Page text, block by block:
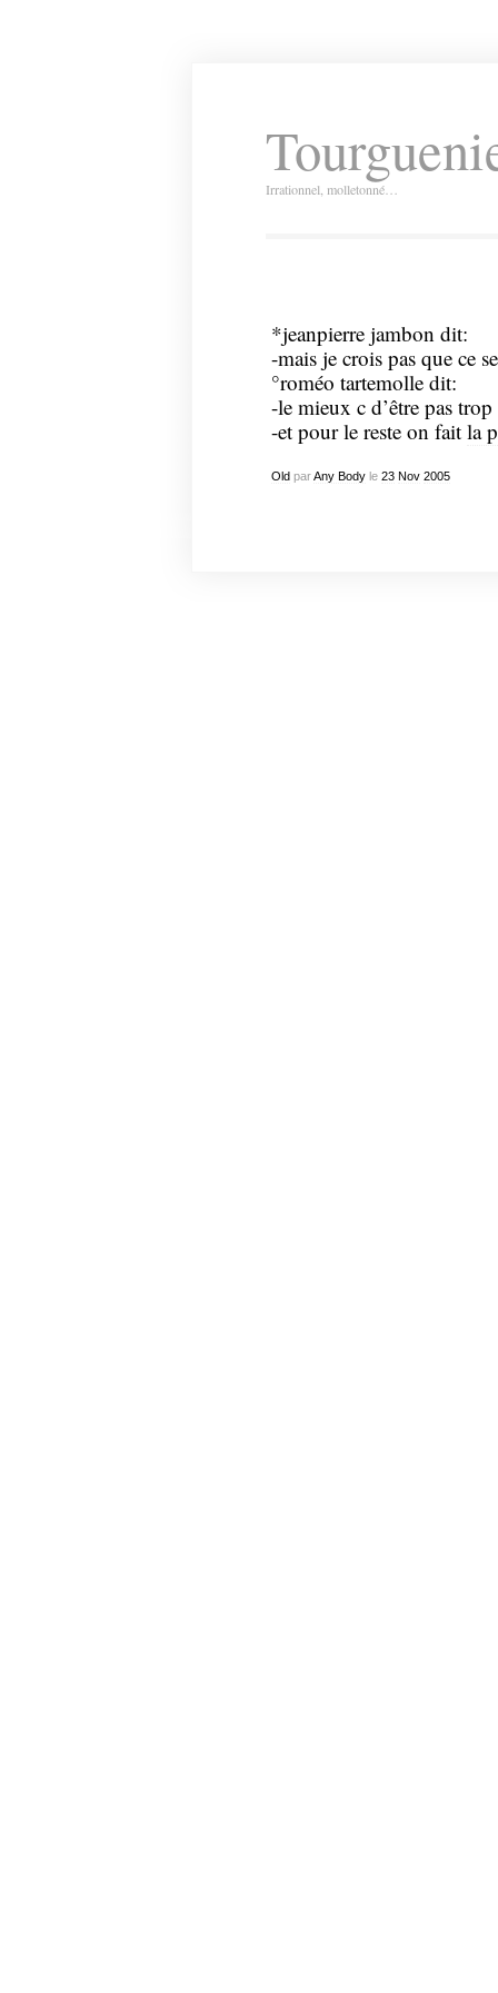
Irrationnel, molletonné…
*jeanpierre jambon dit:
-mais je crois pas que ce
°roméo tartemolle dit:
-le mieux c d’être pas trop
-et pour le reste on faitla
OldparAny Bodyle 23 Nov 2005